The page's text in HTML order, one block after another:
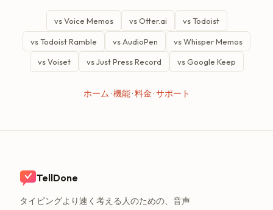
vs Voice Memos vs Otter.ai vs Todoist
vs Todoist Ramble vs AudioPen vs Whisper Memos
vs Voiset vs Just Press Record vs Google Keep
ホーム ·機能·料金 ·サポート
TellDone
タイピングより速く考える人のための、音声